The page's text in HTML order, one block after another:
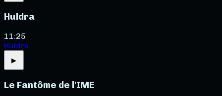
Huldra
11:25
Huldra
▶
Le Fantôme de l'IME